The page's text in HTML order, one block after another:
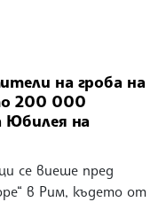
на гроба на
200 000
Юбилея на
се виеше пред
в Рим, където от